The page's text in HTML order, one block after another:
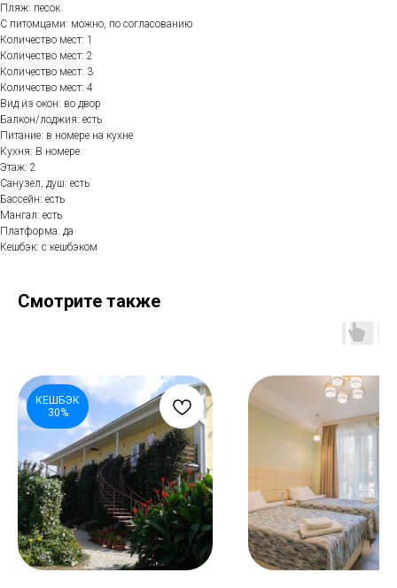
Пляж: песок
С питомцами: можно, по согласованию
Количество мест: 1
Количество мест: 2
Количество мест: 3
Количество мест: 4
Вид из окон: во двор
Балкон/лоджия: есть
Питание: в номере на кухне
Кухня: В номере
Этаж: 2
Санузел, душ: есть
Бассейн: есть
Мангал: есть
Платформа: да
Кешбэк: с кешбэком
Смотрите также
КЕШБЭК
30%